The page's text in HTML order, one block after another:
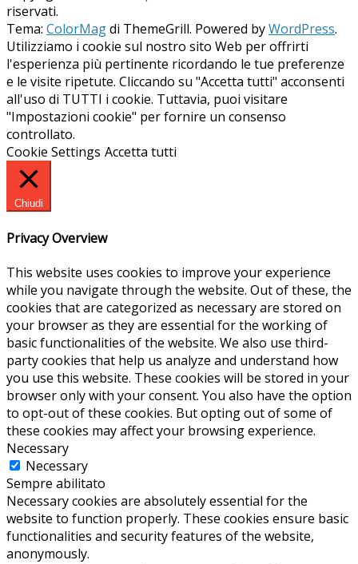
riservati.
Tema: ColorMagdi ThemeGrill. Powered byWordPress.
Utilizziamo i cookie sul nostro sito Web per offrirti
l'esperienza più pertinente ricordando le tue preferenze
e le visite ripetute. Cliccando su "Accetta tutti" acconsenti
all'uso di TUTTI i cookie. Tuttavia, puoi visitare
"Impostazioni cookie" per fornire un consenso
controllato.
Cookie Settings Accetta tutti
Chiudi
Privacy Overview
This website uses cookies to improve your experience
while you navigate through the website. Out of these, the
cookies that are categorized as necessary are stored on
your browser as they are essential for the working of
basic functionalities of the website. We also use third-
party cookies that help us analyze and understand how
you use this website. These cookies will be stored in your
browser only with your consent. You also have the option
to opt-out of these cookies. But opting out of some of
these cookies may affect your browsing experience.
Necessary
Necessary
Sempre abilitato
Necessary cookies are absolutely essential for the
website to function properly. These cookies ensure basic
functionalities and security features of the website,
anonymously.